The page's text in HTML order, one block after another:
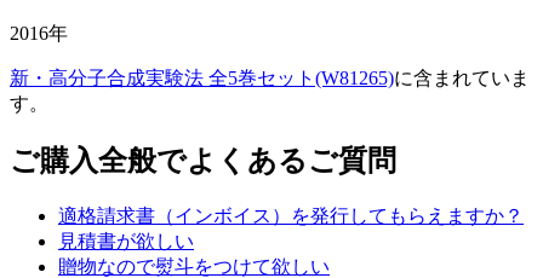
2016年
新・高分子合成実験法 全5巻セット(W81265)に含まれていま
す。
ご購入全般でよくあるご質問
適格請求書（インボイス）を発行してもらえますか？
見積書が欲しい
贈物なので熨斗をつけて欲しい